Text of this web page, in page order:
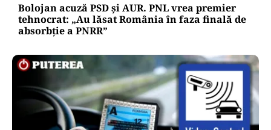
Bolojan acuză PSD și AUR. PNL vrea premier
tehnocrat: „Au lăsat România în faza finală de
absorbţie a PNRR”